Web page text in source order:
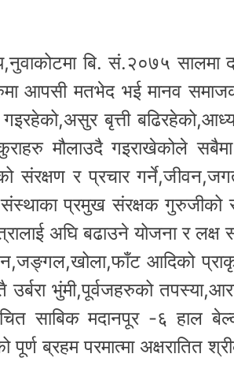
बि. सं.२०७५ सालमा
आपसी मतभेद भई मानव
बृत्ती
कुराहरु मौलाउदै गइराखेकोले
संरक्षण र प्रचार
प्रमुख संरक्षक गुरुजीको
अघि बढाउने योजना र
आदिको
उर्बरा भुंमी,पूर्वजहरुको
साबिक मदानपूर -६ हाल
ब्रहम परमात्मा अक्षरातित